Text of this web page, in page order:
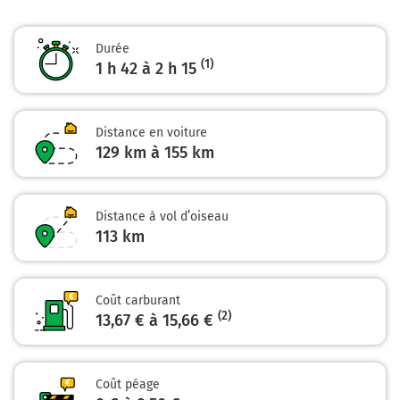
PORT DU HAVRE
PONT DE NORMANDIE
Prendre à droite et rejoindre A29. Continuer sur 350
A29
E44
CAEN
ROUEN-NORD
AMIENS
PONT DE NORMANDIE
PORT DU HAVRE
Oudalle
Z.I. de Rogerville
11,0 km
Durée
1 h 42 à 2 h 15 (1)
Distance en voiture
129 km à 155 km
Distance à vol d’oiseau
113 km
Coût carburant
13,67 € à 15,66 € (2)
Coût péage